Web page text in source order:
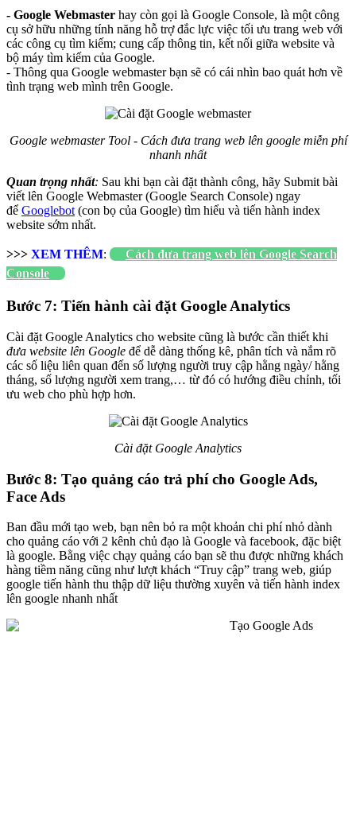
- Google Webmaster hay còn gọi là Google Console, là một công
cụ sở hữu những tính năng hỗ trợ đắc lực việc tối ưu trang web với
các công cụ tìm kiếm; cung cấp thông tin, kết nối giữa website và
bộ máy tìm kiếm của Google.
- Thông qua Google webmaster bạn sẽ có cái nhìn bao quát hơn về
tình trạng web mình trên Google.
Google webmaster Tool - Cách đưa trang web lên google miễn phí
nhanh nhất
Quan trọng nhất: Sau khi bạn cài đặt thành công, hãy Submit bài
viết lên Google Webmaster (Google Search Console) ngay
để Googlebot (con bọ của Google) tìm hiểu và tiến hành index
website sớm nhất.
>>> XEM THÊM:
Cách đưa trang web lên Google Search
Console
Bước 7: Tiến hành cài đặt Google Analytics
Cài đặt Google Analytics cho website cũng là bước cần thiết khi
đưa website lên Google để dễ dàng thống kê, phân tích và nắm rõ
các số liệu liên quan đến số lượng người truy cập hằng ngày/ hằng
tháng, số lượng người xem trang,… từ đó có hướng điều chỉnh, tối
ưu web cho phù hợp hơn.
Cài đặt Google Analytics
Bước 8: Tạo quảng cáo trả phí cho Google Ads,
Face Ads
Ban đầu mới tạo web, bạn nên bỏ ra một khoản chi phí nhỏ dành
cho quảng cáo với 2 kênh chủ đạo là Google và facebook, đặc biệt
là google. Bằng việc chạy quảng cáo bạn sẽ thu được những khách
hàng tiềm năng cũng như lượt khách “Truy cập” trang web, giúp
google tiến hành thu thập dữ liệu thường xuyên và tiến hành index
lên google nhanh nhất